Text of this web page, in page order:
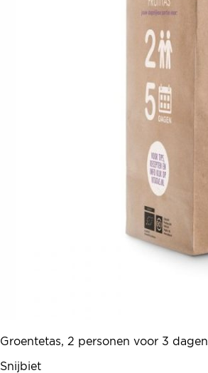
Groentetas, 2 personen voor 3 dagen
Snijbiet